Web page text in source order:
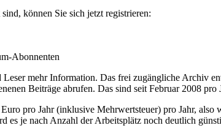
können Sie sich jetzt registrieren:
Abonnenten
mehr Information. Das frei zugängliche Archiv
Beiträge abrufen. Das sind seit Februar 2008
pro Jahr (inklusive Mehrwertsteuer) pro Jahr,
es je nach Anzahl der Arbeitsplätz noch deutlich